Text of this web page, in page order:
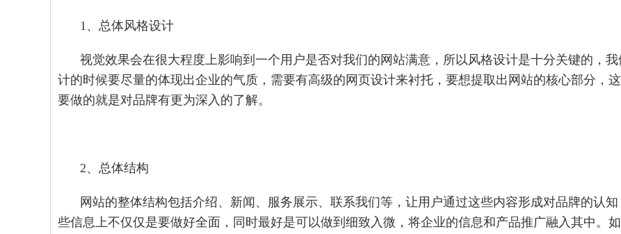
1、总体风格设计
视觉效果会在很大程度上影响到一个用户是否对我们的网站满意，所以风格设计是十分关键的，我
计的时候要尽量的体现出企业的气质，需要有高级的网页设计来衬托，要想提取出网站的核心部分，
要做的就是对品牌有更为深入的了解。
2、总体结构
网站的整体结构包括介绍、新闻、服务展示、联系我们等，让用户通过这些内容形成对品牌的认
些信息上不仅仅是要做好全面，同时最好是可以做到细致入微，将企业的信息和产品推广融入其中。